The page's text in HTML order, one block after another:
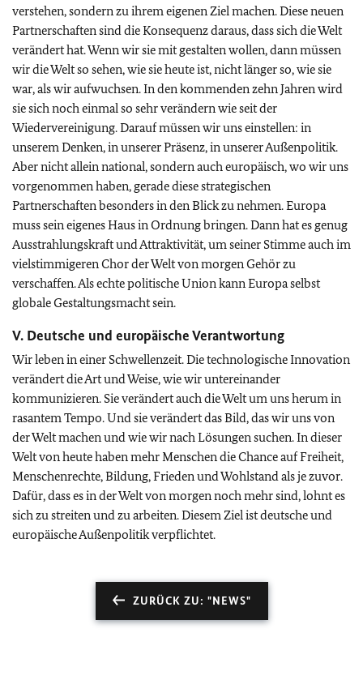
verstehen, sondern zu ihrem eigenen Ziel machen. Diese neuen
Partnerschaften sind die Konsequenz daraus, dass sich die Welt
verändert hat. Wenn wir sie mit gestalten wollen, dann müssen
wir die Welt so sehen, wie sie heute ist, nicht länger so, wie sie
war, als wir aufwuchsen. In den kommenden zehn Jahren wird
sie sich noch einmal so sehr verändern wie seit der
Wiedervereinigung. Darauf müssen wir uns einstellen: in
unserem Denken, in unserer Präsenz, in unserer Außenpolitik.
Aber nicht allein national, sondern auch europäisch, wo wir uns
vorgenommen haben, gerade diese strategischen
Partnerschaften besonders in den Blick zu nehmen. Europa
muss sein eigenes Haus in Ordnung bringen. Dann hat es genug
Ausstrahlungskraft und Attraktivität, um seiner Stimme auch im
vielstimmigeren Chor der Welt von morgen Gehör zu
verschaffen. Als echte politische Union kann Europa selbst
globale Gestaltungsmacht sein.
V. Deutsche und europäische Verantwortung
Wir leben in einer Schwellenzeit. Die technologische Innovation
verändert die Art und Weise, wie wir untereinander
kommunizieren. Sie verändert auch die Welt um uns herum in
rasantem Tempo. Und sie verändert das Bild, das wir uns von
der Welt machen und wie wir nach Lösungen suchen. In dieser
Welt von heute haben mehr Menschen die Chance auf Freiheit,
Menschenrechte, Bildung, Frieden und Wohlstand als je zuvor.
Dafür, dass es in der Welt von morgen noch mehr sind, lohnt es
sich zu streiten und zu arbeiten. Diesem Ziel ist deutsche und
europäische Außenpolitik verpflichtet.
ZURÜCK ZU: "NEWS"